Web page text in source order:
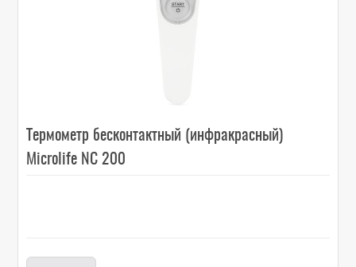
Термометр бесконтактный (инфракрасный)
Microlife NC 200